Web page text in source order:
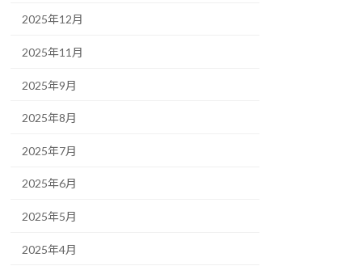
2025年12月
2025年11月
2025年9月
2025年8月
2025年7月
2025年6月
2025年5月
2025年4月